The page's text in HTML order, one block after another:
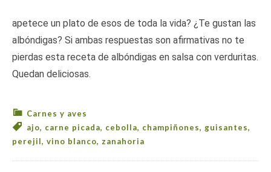
apetece un plato de esos de toda la vida? ¿Te gustan las
albóndigas? Si ambas respuestas son afirmativas no te
pierdas esta receta de albóndigas en salsa con verduritas.
Quedan deliciosas.
Carnes y aves
ajo, carne picada, cebolla, champiñones, guisantes,
perejil, vino blanco, zanahoria